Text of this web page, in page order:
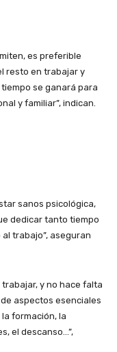
es preferible
resto en trabajar y
se ganará para
y familiar”, indican.
sanos psicológica,
dedicar tanto tiempo
trabajo”, aseguran
trabajar, y no hace falta
aspectos esenciales
formación, la
el descanso…”,